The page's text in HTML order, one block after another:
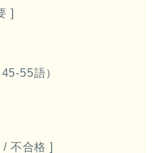
]
55語）
不合格 ]